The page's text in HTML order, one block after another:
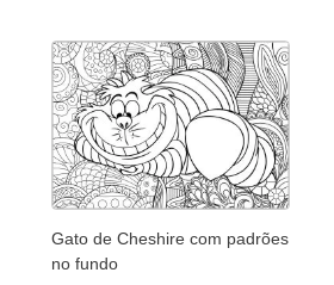
Gato de Cheshire com padrões
no fundo